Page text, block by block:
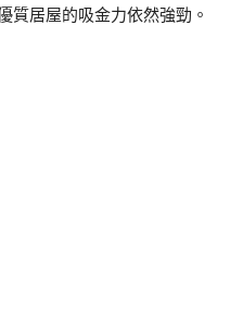
質居屋的吸金力依然強勁。